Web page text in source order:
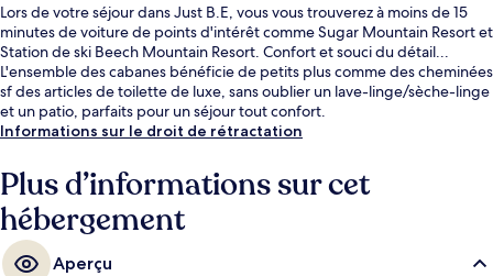
Lors de votre séjour dans Just B.E, vous vous trouverez à moins de 15
minutes de voiture de points d'intérêt comme Sugar Mountain Resort et
Station de ski Beech Mountain Resort. Confort et souci du détail...
L'ensemble des cabanes bénéficie de petits plus comme des cheminées
sf des articles de toilette de luxe, sans oublier un lave-linge/sèche-linge
et un patio, parfaits pour un séjour tout confort.
Informations sur le droit de rétractation
Plus d’informations sur cet
hébergement
Aperçu